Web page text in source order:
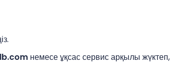
немесе ұқсас сервис арқылы жүктеп,